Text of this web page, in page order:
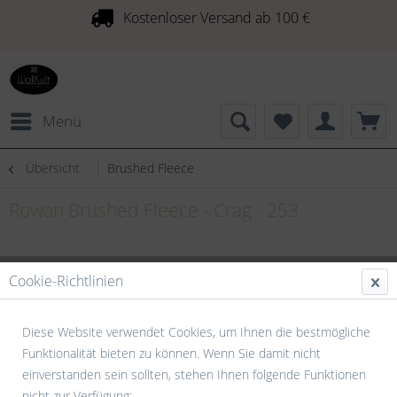
Kostenloser Versand ab 100 €
Menü
Übersicht Brushed Fleece
Cookie-Richtlinien
Diese Website verwendet Cookies, um Ihnen die bestmögliche
Funktionalität bieten zu können. Wenn Sie damit nicht
einverstanden sein sollten, stehen Ihnen folgende Funktionen